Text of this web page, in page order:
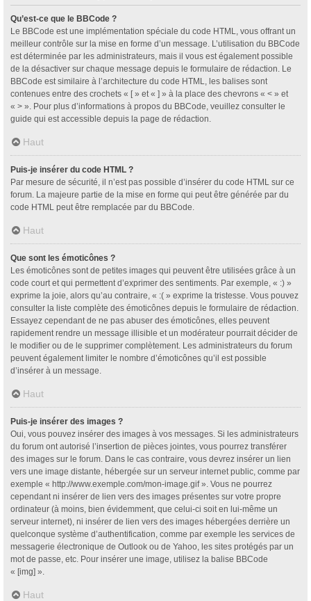
Qu’est-ce que le BBCode ?
Le BBCode est une implémentation spéciale du code HTML, vous offrant un
meilleur contrôle sur la mise en forme d’un message. L’utilisation du BBCode
est déterminée par les administrateurs, mais il vous est également possible
de la désactiver sur chaque message depuis le formulaire de rédaction. Le
BBCode est similaire à l’architecture du code HTML, les balises sont
contenues entre des crochets « [ » et « ] » à la place des chevrons « < » et
« > ». Pour plus d’informations à propos du BBCode, veuillez consulter le
guide qui est accessible depuis la page de rédaction.
Haut
Puis-je insérer du code HTML ?
Par mesure de sécurité, il n’est pas possible d’insérer du code HTML sur ce
forum. La majeure partie de la mise en forme qui peut être générée par du
code HTML peut être remplacée par du BBCode.
Haut
Que sont les émoticônes ?
Les émoticônes sont de petites images qui peuvent être utilisées grâce à un
code court et qui permettent d’exprimer des sentiments. Par exemple, « :) »
exprime la joie, alors qu’au contraire, « :( » exprime la tristesse. Vous pouvez
consulter la liste complète des émoticônes depuis le formulaire de rédaction.
Essayez cependant de ne pas abuser des émoticônes, elles peuvent
rapidement rendre un message illisible et un modérateur pourrait décider de
le modifier ou de le supprimer complètement. Les administrateurs du forum
peuvent également limiter le nombre d’émoticônes qu’il est possible
d’insérer à un message.
Haut
Puis-je insérer des images ?
Oui, vous pouvez insérer des images à vos messages. Si les administrateurs
du forum ont autorisé l’insertion de pièces jointes, vous pourrez transférer
des images sur le forum. Dans le cas contraire, vous devrez insérer un lien
vers une image distante, hébergée sur un serveur internet public, comme par
exemple « http://www.exemple.com/mon-image.gif ». Vous ne pourrez
cependant ni insérer de lien vers des images présentes sur votre propre
ordinateur (à moins, bien évidemment, que celui-ci soit en lui-même un
serveur internet), ni insérer de lien vers des images hébergées derrière un
quelconque système d’authentification, comme par exemple les services de
messagerie électronique de Outlook ou de Yahoo, les sites protégés par un
mot de passe, etc. Pour insérer une image, utilisez la balise BBCode
« [img] ».
Haut